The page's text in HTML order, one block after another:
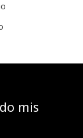
mis